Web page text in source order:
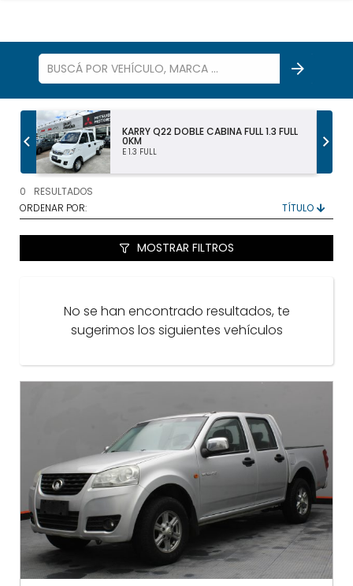
TODOS LOS VEHÍCULOS
PICKUP Y DOBLE CABINA
VENDÉ
+598 91 372 694
KARRY Q22 DOBLE CABINA FULL 1.3 FULL
0KM
E 1.3 FULL
0
RESULTADOS
ORDENAR POR:
MOSTRAR FILTROS
No se han encontrado resultados, te
sugerimos los siguientes vehículos